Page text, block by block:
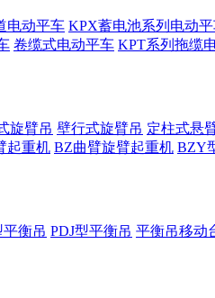
电动平车 KPX蓄电池系列电动
卷缆式电动平车 KPT系列拖缆
旋臂吊 壁行式旋臂吊 定柱式悬
起重机 BZ曲臂旋臂起重机 BZY
平衡吊 PDJ型平衡吊 平衡吊移动